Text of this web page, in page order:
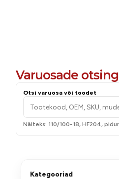
Varuosade otsing
Otsi varuosa või toodet
Näiteks: 110/100-18, HF204,
Kategooriad